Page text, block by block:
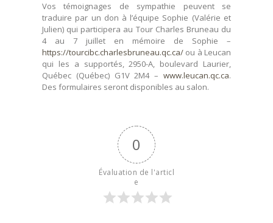
Vos témoignages de sympathie peuvent se
traduire par un don à l’équipe Sophie (Valérie et
Julien) qui participera au Tour Charles Bruneau du
4 au 7 juillet en mémoire de Sophie –
https://tourcibc.charlesbruneau.qc.ca/ ou à Leucan
qui les a supportés, 2950-A, boulevard Laurier,
Québec (Québec) G1V 2M4 – www.leucan.qc.ca.
Des formulaires seront disponibles au salon.
0
Évaluation de l'articl
e